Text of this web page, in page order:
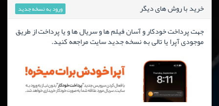
خرید با روش های دیگر ورود به نسخه جدید
جهت پرداخت خودکار و آسان فیلم ها و سریال ها و یا پرداخت از طریق
موجودی آپرا یا تالی به نسخه جدید سایت مراجعه کنید.